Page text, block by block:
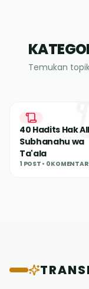
Temukan
40 Hadits Hak
Subhanahu wa
Ta'ala
1 POST • 0KOMENTAR